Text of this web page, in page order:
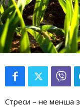
Стреси – не менша